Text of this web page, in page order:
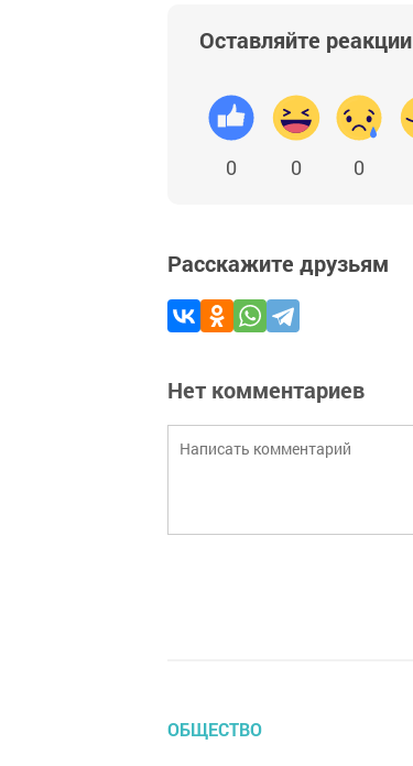
Оставляйте реакции
0 0 0
Расскажите друзьям
Нет комментариев
ОБЩЕСТВО